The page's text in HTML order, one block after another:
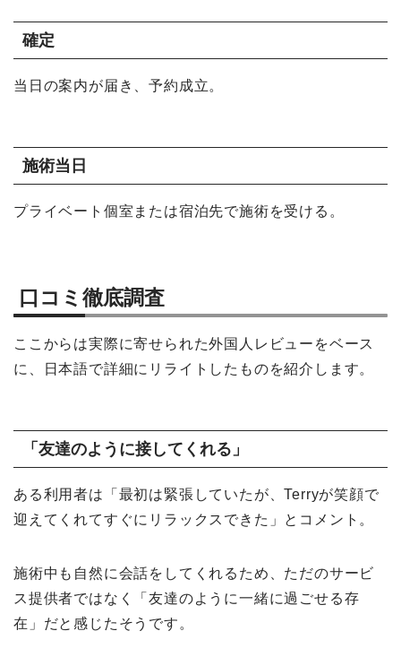
確定
当日の案内が届き、予約成立。
施術当日
プライベート個室または宿泊先で施術を受ける。
口コミ徹底調査
ここからは実際に寄せられた外国人レビューをベース
に、日本語で詳細にリライトしたものを紹介します。
「友達のように接してくれる」
ある利用者は「最初は緊張していたが、Terryが笑顔で
迎えてくれてすぐにリラックスできた」とコメント。
施術中も自然に会話をしてくれるため、ただのサービ
ス提供者ではなく「友達のように一緒に過ごせる存
在」だと感じたそうです。